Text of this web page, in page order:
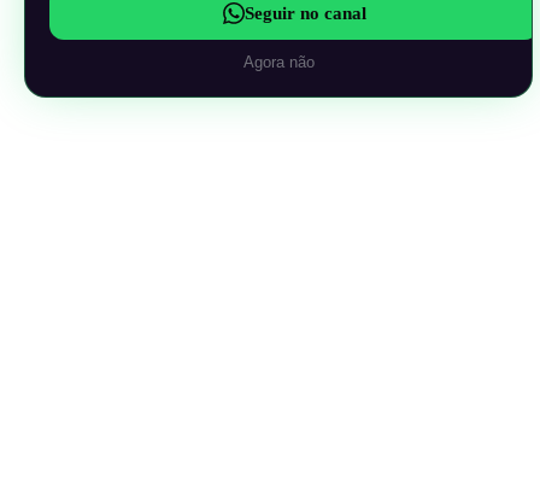
Seguir no canal
Agora não